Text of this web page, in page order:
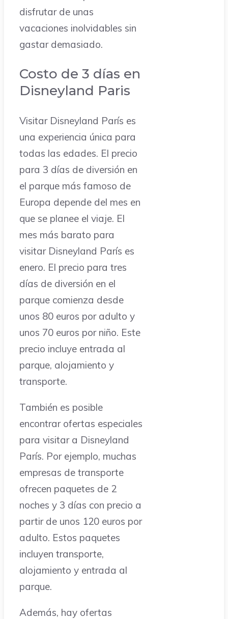
disfrutar de unas
vacaciones inolvidables sin
gastar demasiado.
Costo de 3 días en
Disneyland Paris
Visitar Disneyland París es
una experiencia única para
todas las edades. El precio
para 3 días de diversión en
el parque más famoso de
Europa depende del mes en
que se planee el viaje. El
mes más barato para
visitar Disneyland París es
enero. El precio para tres
días de diversión en el
parque comienza desde
unos 80 euros por adulto y
unos 70 euros por niño. Este
precio incluye entrada al
parque, alojamiento y
transporte.
También es posible
encontrar ofertas especiales
para visitar a Disneyland
París. Por ejemplo, muchas
empresas de transporte
ofrecen paquetes de 2
noches y 3 días con precio a
partir de unos 120 euros por
adulto. Estos paquetes
incluyen transporte,
alojamiento y entrada al
parque.
Además, hay ofertas